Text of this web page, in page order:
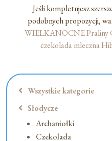
Wszystkie kategorie
Słodycze
Archaniołki
Czekolada
Jeśli kompletujesz
podobnych propozycji,
WIELKANOCNE Praliny
czekolada mleczna